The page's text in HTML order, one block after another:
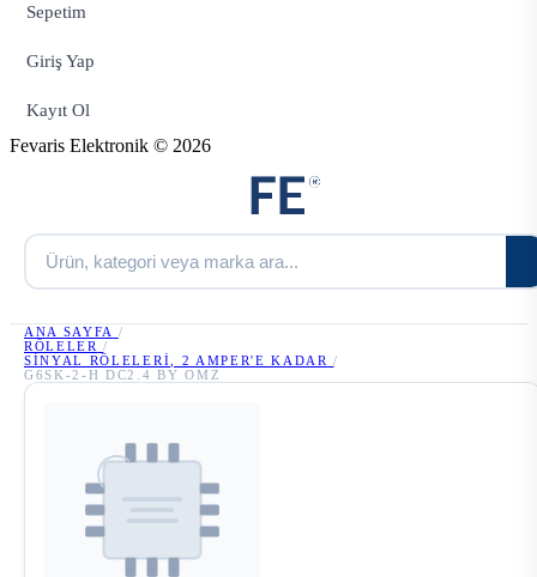
Sepetim
Giriş Yap
Kayıt Ol
Fevaris Elektronik © 2026
ANA SAYFA /
RÖLELER
/
SINYAL RÖLELERI, 2 AMPER'E KADAR
/
G6SK-2-H DC2.4 BY OMZ